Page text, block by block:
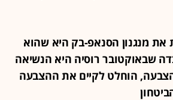
את מנגנון הסנאפ-בק היא שהוא
שבאוקטובר רוסיה היא הנשיאה
הוחלט לקיים את ההצבעה